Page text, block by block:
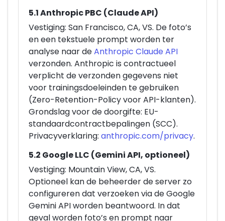
5.1 Anthropic PBC (Claude API)
Vestiging: San Francisco, CA, VS. De foto’s
en een tekstuele prompt worden ter
analyse naar deAnthropic Claude API
verzonden. Anthropic is contractueel
verplicht de verzonden gegevens niet
voor trainingsdoeleinden te gebruiken
(Zero-Retention-Policy voor API-klanten).
Grondslag voor de doorgifte: EU-
standaardcontractbepalingen (SCC).
Privacyverklaring: anthropic.com/privacy.
5.2 Google LLC (Gemini API, optioneel)
Vestiging: Mountain View, CA, VS.
Optioneel kan de beheerder de server zo
configureren dat verzoeken via de Google
Gemini API worden beantwoord. In dat
geval worden foto’s en prompt naar